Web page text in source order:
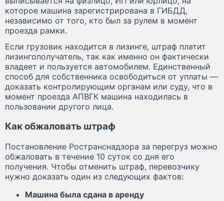
которое машина зарегистрирована в ГИБДД,
независимо от того, кто был за рулем в момент
проезда рамки.
Если грузовик находится в лизинге, штраф платит
лизингополучатель, так как именно он фактически
владеет и пользуется автомобилем. Единственный
способ для собственника освободиться от уплаты —
доказать контролирующим органам или суду, что в
момент проезда АПВГК машина находилась в
пользовании другого лица.
Как обжаловать штраф
Постановление Ространснадзора за перегруз можно
обжаловать в течение 10 суток со дня его
получения. Чтобы отменить штраф, перевозчику
нужно доказать один из следующих фактов:
Машина была сдана в аренду